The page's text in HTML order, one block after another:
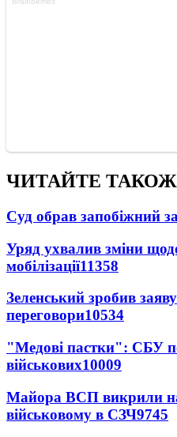
ЧИТАЙТЕ ТАКОЖ
Суд обрав запобіжний
Уряд ухвалив зміни
мобілізації11358
Зеленський зробив
переговори10534
"Медові пастки": СБУ
військових10009
Майора ВСП викрили
військовому в СЗЧ9745